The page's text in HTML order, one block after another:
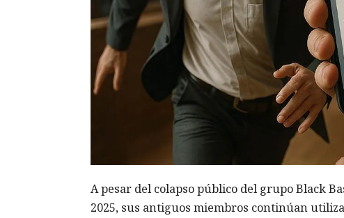
A pesar del colapso público del grupo Black
2025, sus antiguos miembros continúan